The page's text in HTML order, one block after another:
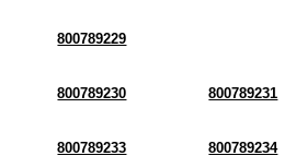
800789229
800789230 800789231
800789233 800789234